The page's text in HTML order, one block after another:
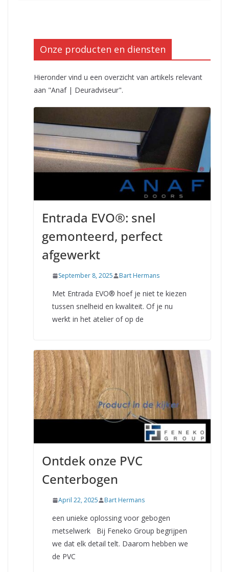
Onze producten en diensten
Hieronder vind u een overzicht van artikels relevant
aan "Anaf | Deuradviseur".
Entrada EVO®: snel
gemonteerd, perfect
afgewerkt
September 8, 2025 Bart Hermans
Met Entrada EVO® hoef je niet te kiezen
tussen snelheid en kwaliteit. Of je nu
werkt in het atelier of op de
Ontdek onze PVC
Centerbogen
April 22, 2025 Bart Hermans
een unieke oplossing voor gebogen
metselwerk Bij Feneko Group begrijpen
we dat elk detail telt. Daarom hebben we
de PVC